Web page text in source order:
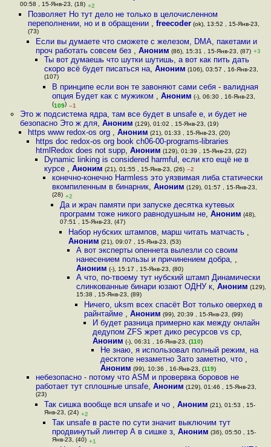
00:58 , 15-Янв-23, (18) +2
Позволяет Но тут дело не только в целочисленном
переполнении, но и в обращении , freecoder(ok), 13:52 , 15-Янв-23,
(73)
Если вы думаете что сможете с железом, DMA, пакетами и
проч работать совсем без ,Аноним (86), 15:31 , 15-Янв-23, (87) +3
Ты вот думаешь что шутки шутишь, а вот как пить дать
скоро всё будет писаться на, Аноним (106), 03:57 , 16-Янв-23,
(107)
В принципе если вон те завоняют сами себя - валидная
опция Будет как с мужиком , Аноним (-), 06:30 , 16-Янв-23,
(109) –1
Это ж подсистема ядра, там все будет в unsafe е, и будет не
безопасно Это ж для, Аноним (129), 01:02 , 15-Янв-23, (19)
https www redox-os org , Аноним (21), 01:33 , 15-Янв-23, (20)
https doc redox-os org book ch06-00-programs-libraries
htmlRedox does not supp,Аноним (129), 01:39 , 15-Янв-23, (22)
Dynamic linking is considered harmful, если кто ещё не в
курсе , Аноним (21), 01:55 , 15-Янв-23, (26) –2
конечно-конечно Harmless это уязвимая либа статически
вкомпиленным в бинарник, Аноним (129), 01:57 , 15-Янв-23,
(28) +2
Да и жрач памяти при запуске десятка кутевых
программ тоже никого равнодушным не,Аноним (48),
07:51 , 15-Янв-23, (47)
Набор нубских штампов, марш читать матчасть ,
Аноним (21), 09:07 , 15-Янв-23, (53)
А вот эксперты опеннета вылезли со своим
нанесением пользы и причинением добра, ,
Аноним (-), 15:17 , 15-Янв-23, (80)
А что, по-твоему тут нубский штамп Динамически
слинкованные бинари юзают ОДНУ к, Аноним (129),
15:38 , 15-Янв-23, (89)
Ничего, uksm всех спасёт Вот только оверхед в
райнтайме ,Аноним (99), 20:39 , 15-Янв-23, (99)
И будет разница примерно как между онлайн
дедупом ZFS жрет дико ресурсов vs cp,
Аноним (-), 06:31 , 16-Янв-23, (110)
Не знаю, я использовал полный режим, на
десктопе незаметно Зато заметно, что ,
Аноним (99), 10:36 , 16-Янв-23, (119)
небезопасно - потому что ASM и провервка боровов не
работает тут сплошные unsafe,Аноним (129), 01:46 , 15-Янв-23,
(23)
Так сишка вообще вся unsafe и чо , Аноним (21), 01:53 , 15-
Янв-23, (24) +2
Так unsafe в расте по сути значит выключим тут
продвинутый линтер А в сишке з, Аноним (36), 05:50 , 15-
Янв-23, (40) +1